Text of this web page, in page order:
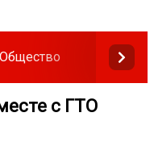
Общество Власть
с ГТО